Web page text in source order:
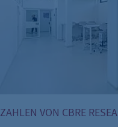
ZAHLEN VON CBRE